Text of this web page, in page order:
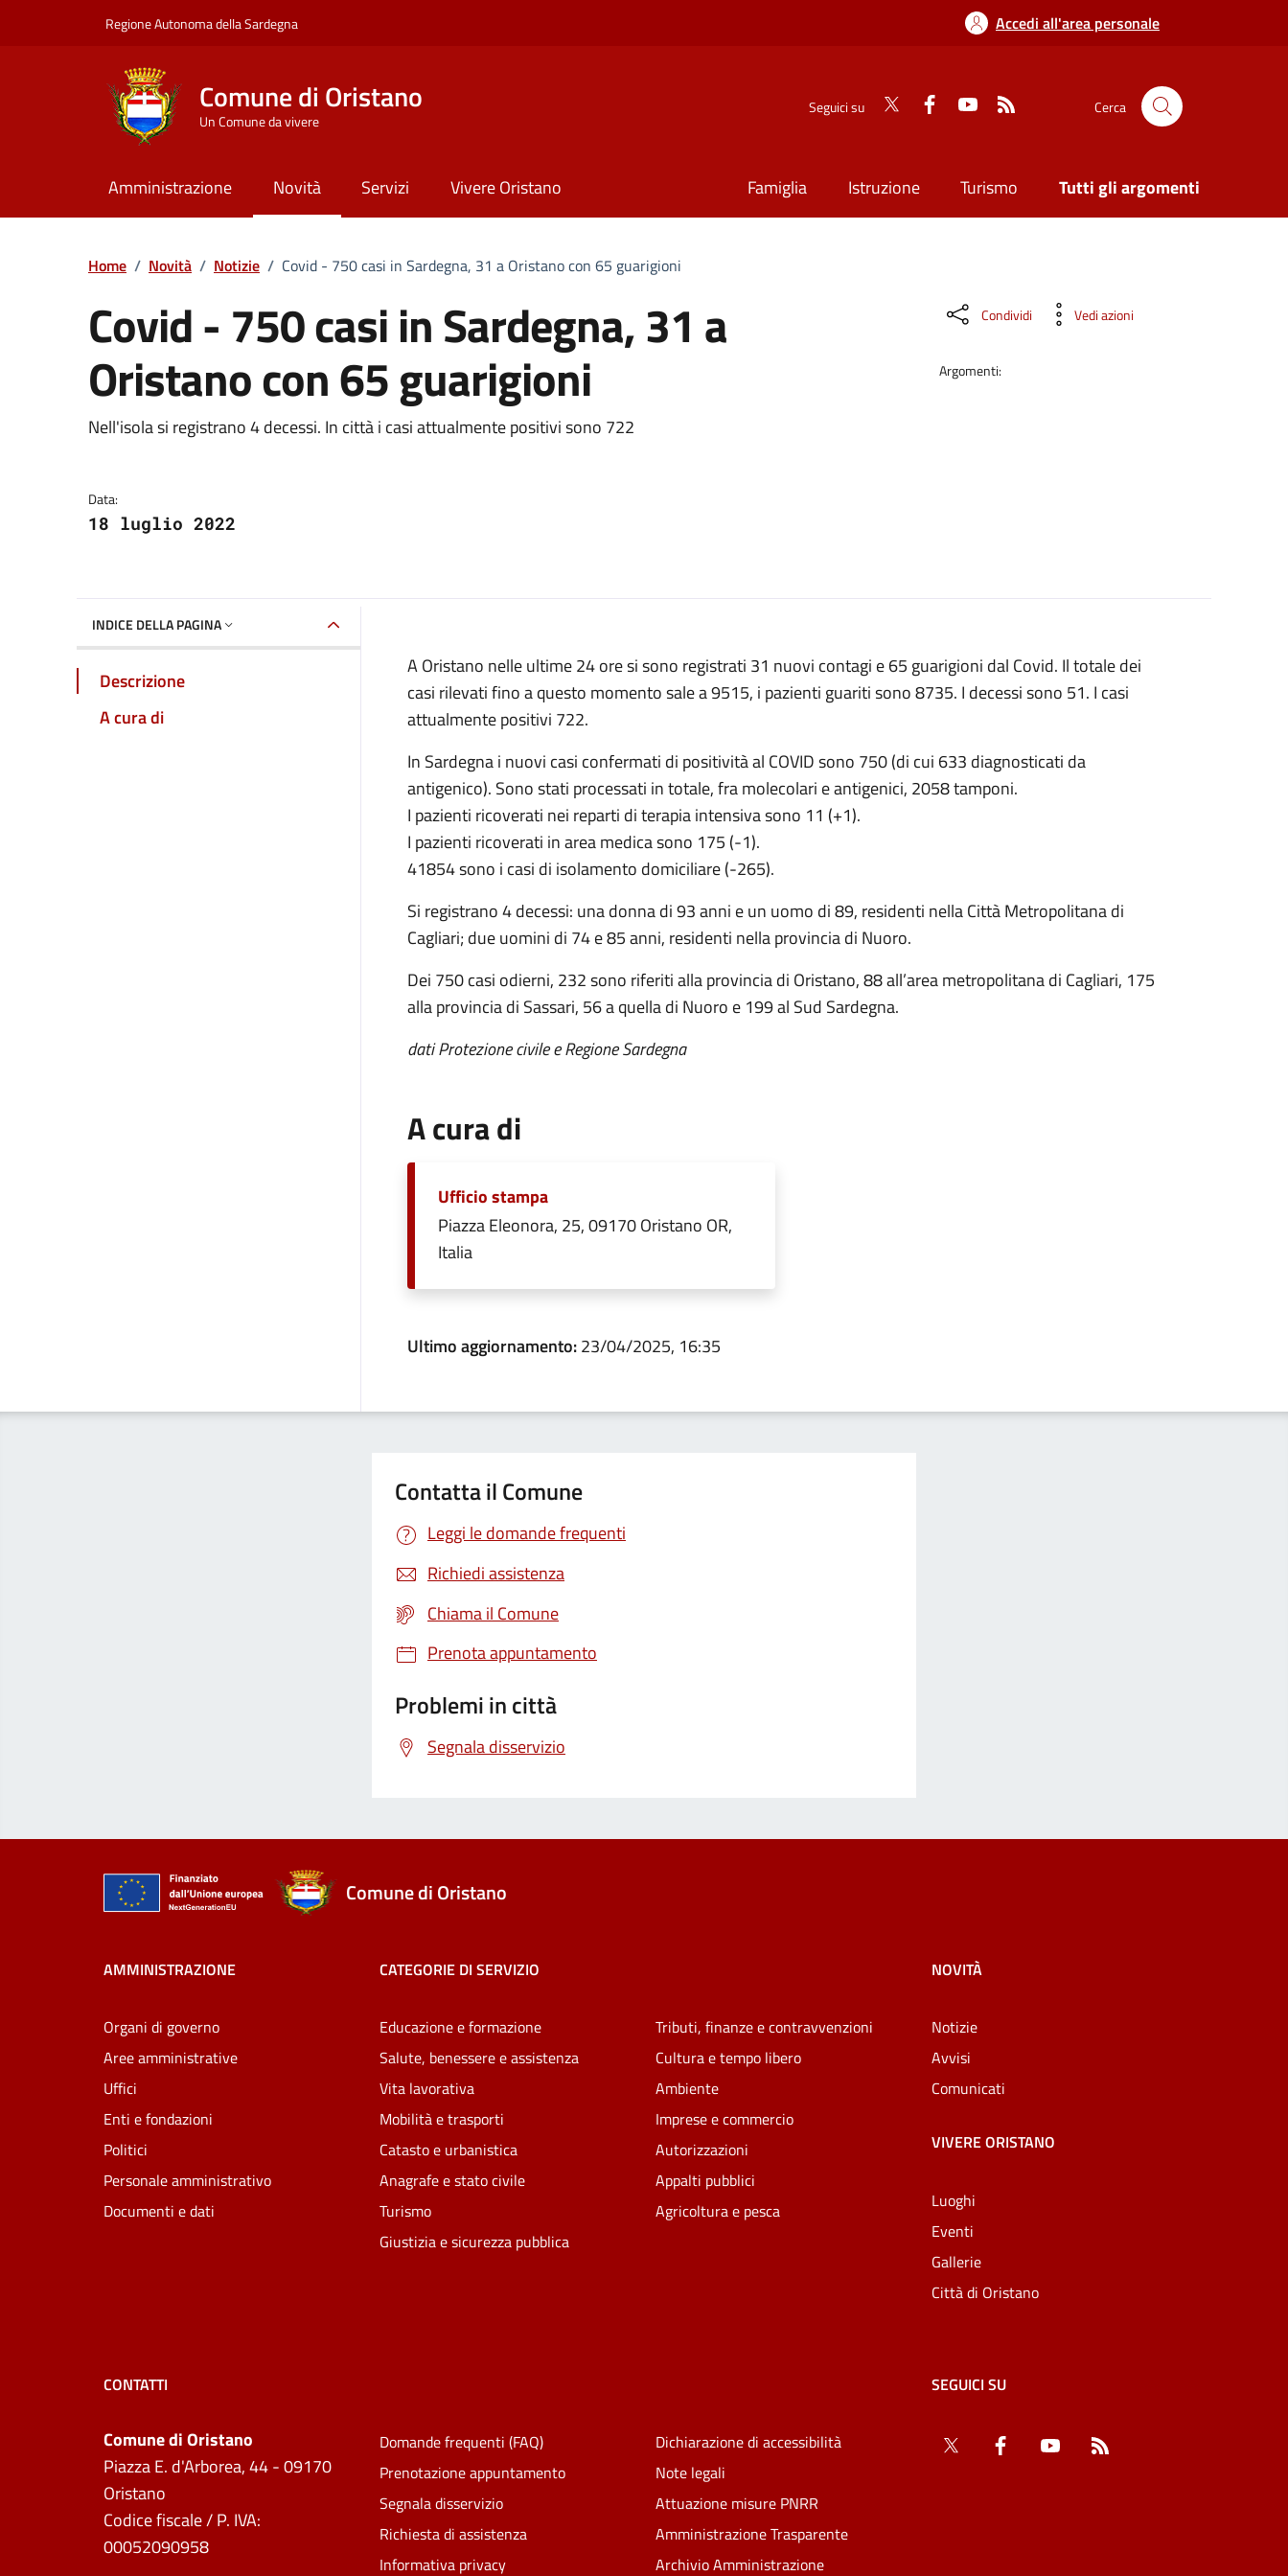
Regione Autonoma della Sardegna Accedi all'area personale
Comune di Oristano
Un Comune da vivere
Seguici su Cerca
Amministrazione Novità Servizi Vivere Oristano Famiglia Istruzione Turismo Tutti gli argomenti
Home / Novità / Notizie / Covid - 750 casi in Sardegna, 31 a Oristano con 65 guarigioni
Covid - 750 casi in Sardegna, 31 a
Oristano con 65 guarigioni
Dettagli della notizia
Nell'isola si registrano 4 decessi. In città i casi attualmente positivi sono 722
Data:
18 luglio 2022
Condividi Vedi azioni
Argomenti:
INDICE DELLA PAGINA
Descrizione
A cura di
A Oristano nelle ultime 24 ore si sono registrati 31 nuovi contagi e 65 guarigioni dal Covid. Il totale dei
casi rilevati fino a questo momento sale a 9515, i pazienti guariti sono 8735. I decessi sono 51. I casi
attualmente positivi 722.
In Sardegna i nuovi casi confermati di positività al COVID sono 750 (di cui 633 diagnosticati da
antigenico). Sono stati processati in totale, fra molecolari e antigenici, 2058 tamponi.
I pazienti ricoverati nei reparti di terapia intensiva sono 11 (+1).
I pazienti ricoverati in area medica sono 175 (-1).
41854 sono i casi di isolamento domiciliare (-265).
Si registrano 4 decessi: una donna di 93 anni e un uomo di 89, residenti nella Città Metropolitana di
Cagliari; due uomini di 74 e 85 anni, residenti nella provincia di Nuoro.
Dei 750 casi odierni, 232 sono riferiti alla provincia di Oristano, 88 all’area metropolitana di Cagliari, 175
alla provincia di Sassari, 56 a quella di Nuoro e 199 al Sud Sardegna.
dati Protezione civile e Regione Sardegna
A cura di
Ufficio stampa
Piazza Eleonora, 25, 09170 Oristano OR,
Italia
Ultimo aggiornamento:23/04/2025, 16:35
Contatta il Comune
Leggi le domande frequenti
Richiedi assistenza
Chiama il Comune
Prenota appuntamento
Problemi in città
Segnala disservizio
Comune di Oristano
AMMINISTRAZIONE
Organi di governo
Aree amministrative
Uffici
Enti e fondazioni
Politici
Personale amministrativo
Documenti e dati
CATEGORIE DI SERVIZIO
Educazione e formazione
Salute, benessere e assistenza
Vita lavorativa
Mobilità e trasporti
Catasto e urbanistica
Anagrafe e stato civile
Turismo
Giustizia e sicurezza pubblica
Tributi, finanze e contravvenzioni
Cultura e tempo libero
Ambiente
Imprese e commercio
Autorizzazioni
Appalti pubblici
Agricoltura e pesca
NOVITÀ
Notizie
Avvisi
Comunicati
VIVERE ORISTANO
Luoghi
Eventi
Gallerie
Città di Oristano
CONTATTI
Comune di Oristano
Piazza E. d'Arborea, 44 - 09170
Oristano
Codice fiscale / P. IVA:
00052090958
Domande frequenti (FAQ)
Prenotazione appuntamento
Segnala disservizio
Richiesta di assistenza
Informativa privacy
Dichiarazione di accessibilità
Note legali
Attuazione misure PNRR
Amministrazione Trasparente
Archivio Amministrazione
SEGUICI SU
Twitter Facebook YouTube